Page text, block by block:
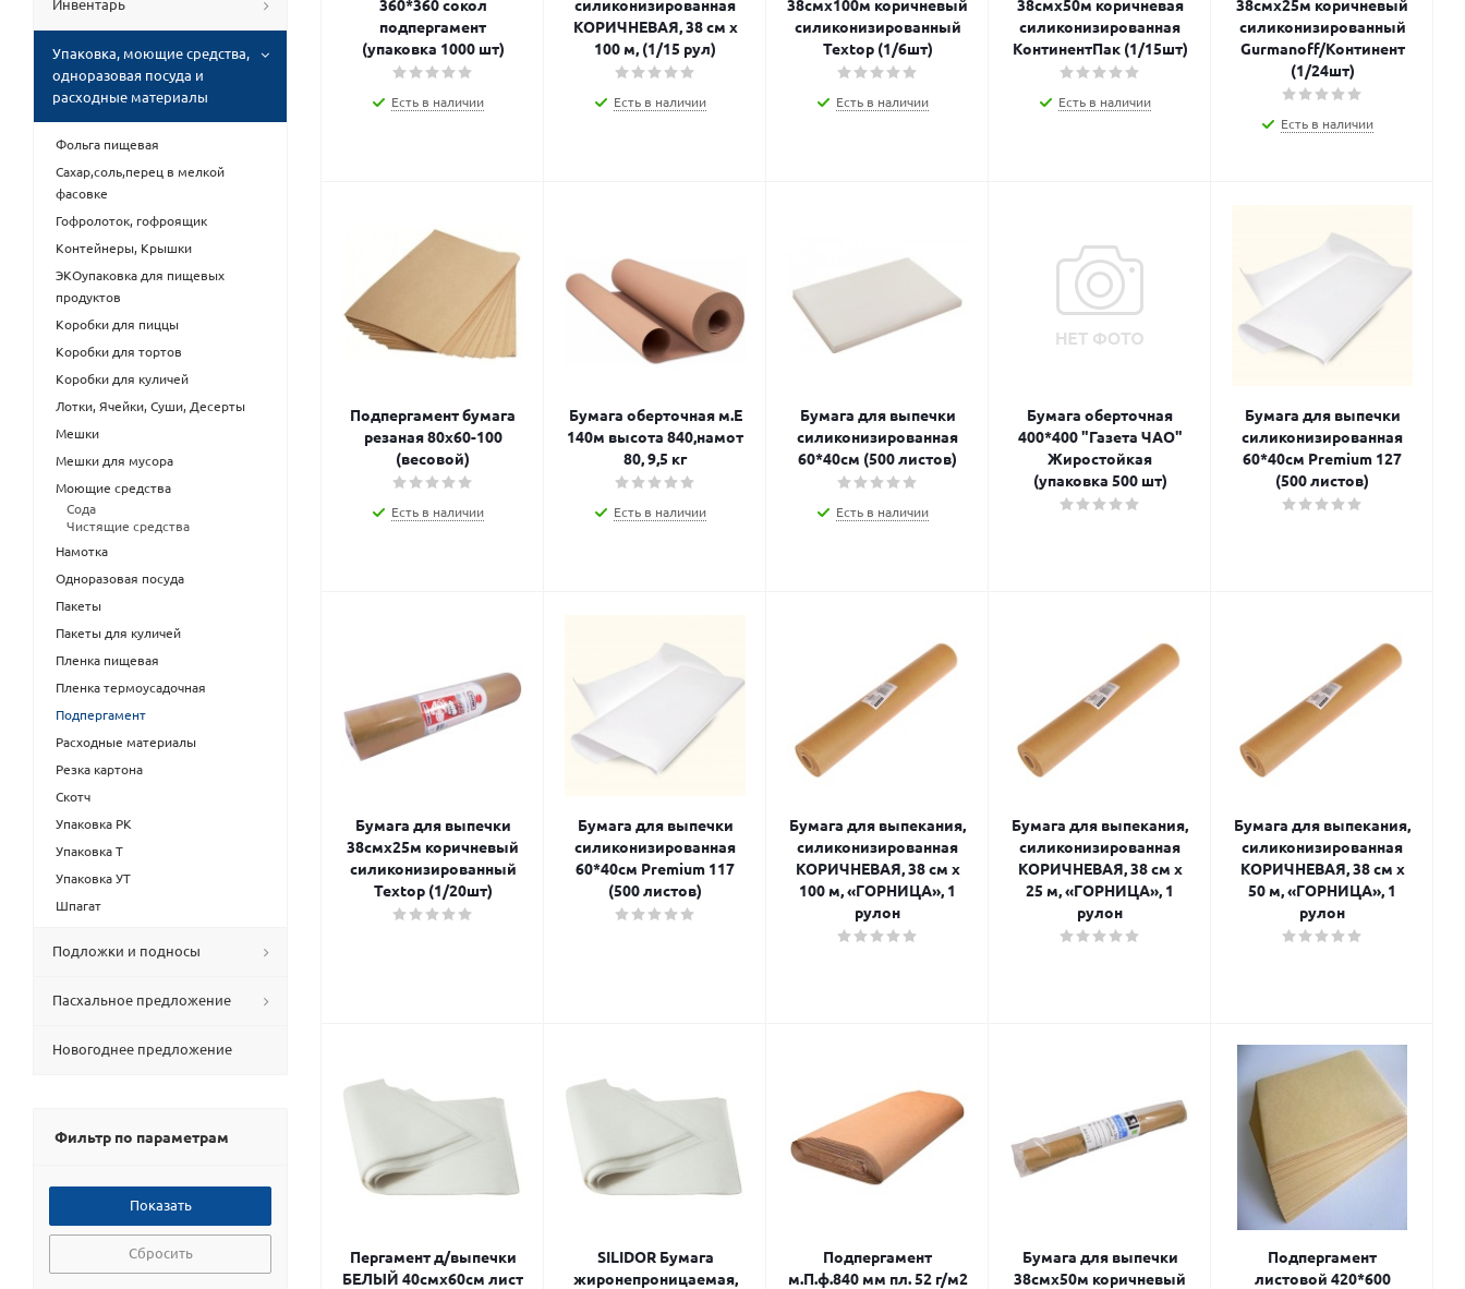
360*360 сокол
подпергамент
(упаковка 1000 шт)
Есть в наличии
силиконизированная
КОРИЧНЕВАЯ, 38 см х
100 м, (1/15 рул)
Есть в наличии
38смх100м коричневый
силиконизированный
Textop (1/6шт)
Есть в наличии
38смх50м коричневая
силиконизированная
КонтинентПак (1/15шт)
Есть в наличии
38смх25м коричневый
силиконизированный
Gurmanoff/Континент
(1/24шт)
Есть в наличии
Подпергамент бумага
резаная 80х60-100
(весовой)
Есть в наличии
Бумага оберточная м.Е
140м высота 840,намот
80, 9,5 кг
Есть в наличии
Бумага для выпечки
силиконизированная
60*40см (500 листов)
Есть в наличии
Бумага оберточная
400*400 "Газета ЧАО"
Жиростойкая
(упаковка 500 шт)
Бумага для выпечки
силиконизированная
60*40см Premium 127
(500 листов)
Бумага для выпечки
38смх25м коричневый
силиконизированный
Textop (1/20шт)
Бумага для выпечки
силиконизированная
60*40см Premium 117
(500 листов)
Бумага для выпекания,
силиконизированная
КОРИЧНЕВАЯ, 38 см х
100 м, «ГОРНИЦА», 1
рулон
Бумага для выпекания,
силиконизированная
КОРИЧНЕВАЯ, 38 см х
25 м, «ГОРНИЦА», 1
рулон
Бумага для выпекания,
силиконизированная
КОРИЧНЕВАЯ, 38 см х
50 м, «ГОРНИЦА», 1
рулон
Пергамент д/выпечки
БЕЛЫЙ 40смх60см лист
SILIDOR Бумага
жиронепроницаемая,
Подпергамент
м.П.ф.840 мм пл. 52 г/м2
Бумага для выпечки
38смх50м коричневый
Подпергамент
листовой 420*600
Инвентарь
Упаковка, моющие средства,
одноразовая посуда и
расходные материалы
Фольга пищевая
Сахар,соль,перец в мелкой
фасовке
Гофролоток, гофроящик
Контейнеры, Крышки
ЭКОупаковка для пищевых
продуктов
Коробки для пиццы
Коробки для тортов
Коробки для куличей
Лотки, Ячейки, Суши, Десерты
Мешки
Мешки для мусора
Моющие средства
Сода
Чистящие средства
Намотка
Одноразовая посуда
Пакеты
Пакеты для куличей
Пленка пищевая
Пленка термоусадочная
Подпергамент
Расходные материалы
Резка картона
Скотч
Упаковка РК
Упаковка Т
Упаковка УТ
Шпагат
Подложки и подносы
Пасхальное предложение
Новогоднее предложение
Фильтр по параметрам
Сбросить